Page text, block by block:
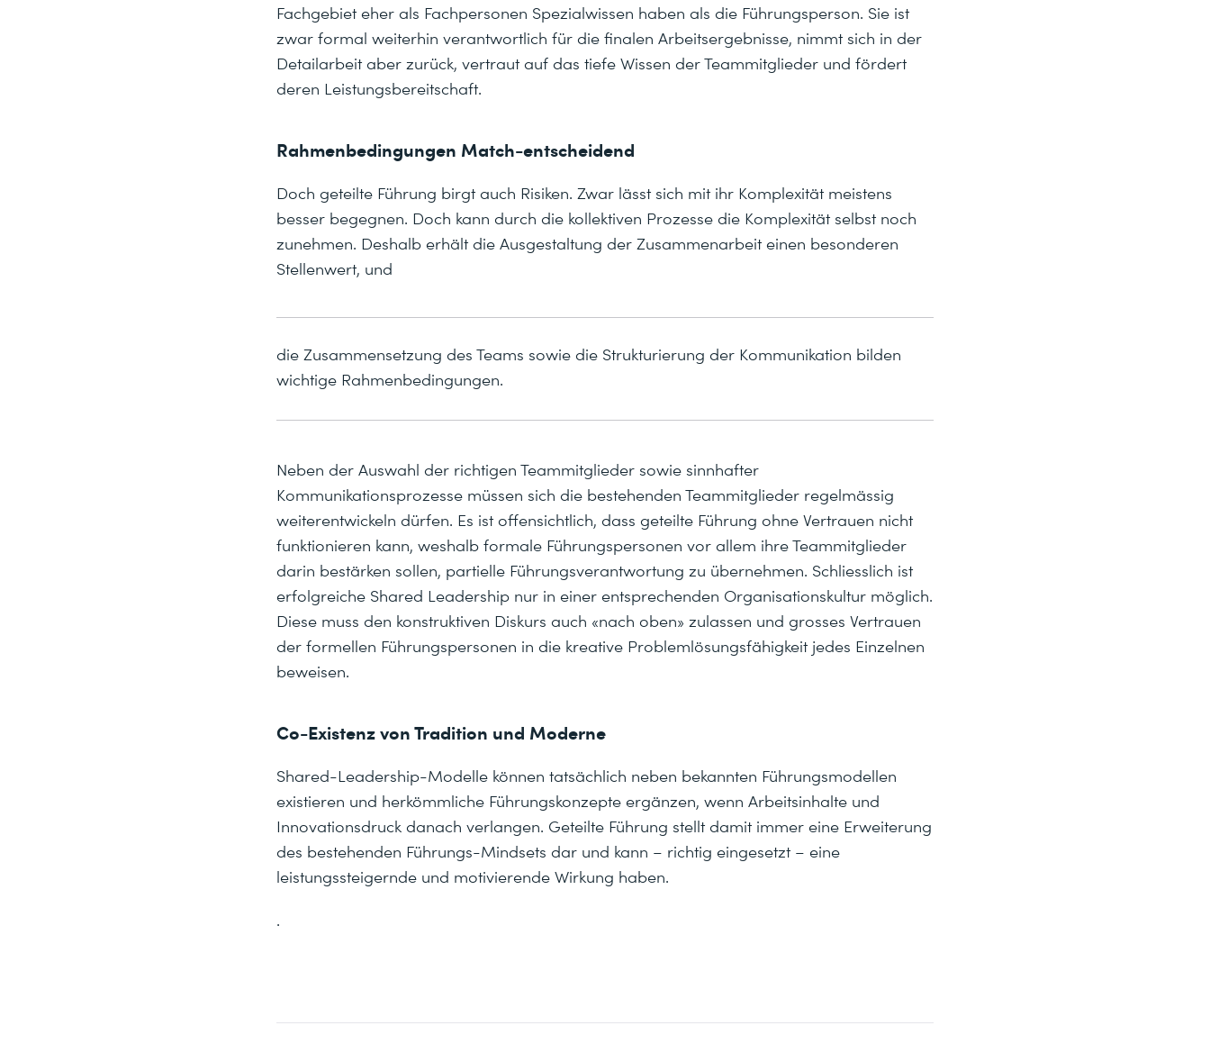
Fachgebiet eher als Fachpersonen Spezialwissen haben als die Führungsperson. Sie ist
zwar formal weiterhin verantwortlich für die finalen Arbeitsergebnisse, nimmt sich in der
Detailarbeit aber zurück, vertraut auf das tiefe Wissen der Teammitglieder und fördert
deren Leistungsbereitschaft.
Rahmenbedingungen Match-entscheidend
Doch geteilte Führung birgt auch Risiken. Zwar lässt sich mit ihr Komplexität meistens
besser begegnen. Doch kann durch die kollektiven Prozesse die Komplexität selbst noch
zunehmen. Deshalb erhält die Ausgestaltung der Zusammenarbeit einen besonderen
Stellenwert, und
die Zusammensetzung des Teams sowie die Strukturierung der Kommunikation bilden
wichtige Rahmenbedingungen.
Neben der Auswahl der richtigen Teammitglieder sowie sinnhafter
Kommunikationsprozesse müssen sich die bestehenden Teammitglieder regelmässig
weiterentwickeln dürfen. Es ist offensichtlich, dass geteilte Führung ohne Vertrauen nicht
funktionieren kann, weshalb formale Führungspersonen vor allem ihre Teammitglieder
darin bestärken sollen, partielle Führungsverantwortung zu übernehmen. Schliesslich ist
erfolgreiche Shared Leadership nur in einer entsprechenden Organisationskultur möglich.
Diese muss den konstruktiven Diskurs auch «nach oben» zulassen und grosses Vertrauen
der formellen Führungspersonen in die kreative Problemlösungsfähigkeit jedes Einzelnen
beweisen.
Co-Existenz von Tradition und Moderne
Shared-Leadership-Modelle können tatsächlich neben bekannten Führungsmodellen
existieren und herkömmliche Führungskonzepte ergänzen, wenn Arbeitsinhalte und
Innovationsdruck danach verlangen. Geteilte Führung stellt damit immer eine Erweiterung
des bestehenden Führungs-Mindsets dar und kann – richtig eingesetzt – eine
leistungssteigernde und motivierende Wirkung haben.
.